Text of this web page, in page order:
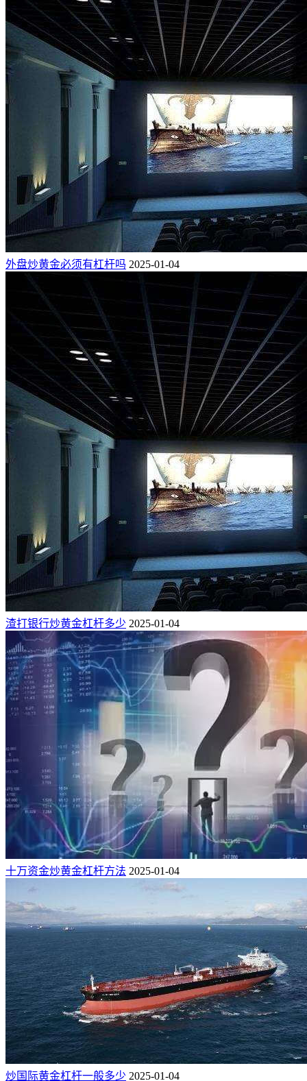
外盘炒黄金必须有杠杆吗 2025-01-04
渣打银行炒黄金杠杆多少 2025-01-04
十万资金炒黄金杠杆方法 2025-01-04
炒国际黄金杠杆一般多少 2025-01-04